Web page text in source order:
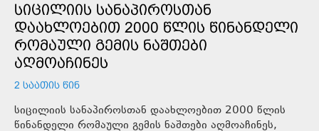
ᲡᲘᲪᲘᲚᲘᲘᲡ ᲡᲐᲜᲐᲞᲘᲠᲝᲡᲗᲐᲜ
ᲓᲐᲐᲮᲚᲝᲔᲑᲘᲗ 2000 ᲬᲚᲘᲡ ᲬᲘᲜᲐᲜᲓᲔᲚᲘ
ᲠᲝᲛᲐᲣᲚᲘ ᲒᲔᲛᲘᲡ ᲜᲐᲨᲗᲔᲑᲘ
ᲐᲦᲛᲝᲐᲩᲘᲜᲔᲡ
2 ᲡᲐᲐᲗᲘᲡ ᲬᲘᲜ
სიცილიის სანაპიროსთან დაახლოებით 2000 წლის
წინანდელი რომაული გემის ნაშთები აღმოაჩინეს,